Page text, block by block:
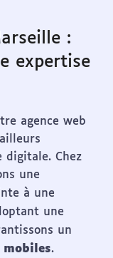
:
expertise
agence web
Chez
une
à une
une
un
.